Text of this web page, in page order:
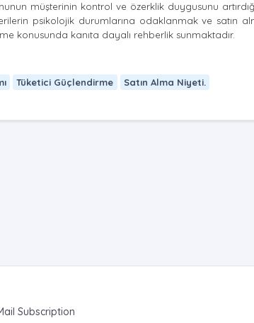
müşterinin kontrol ve özerklik duygusunu
psikolojik durumlarına odaklanmak ve satın
konusunda kanıta dayalı rehberlik sunmaktadır.
Tüketici Güçlendirme Satın Alma Niyeti.
Subscription